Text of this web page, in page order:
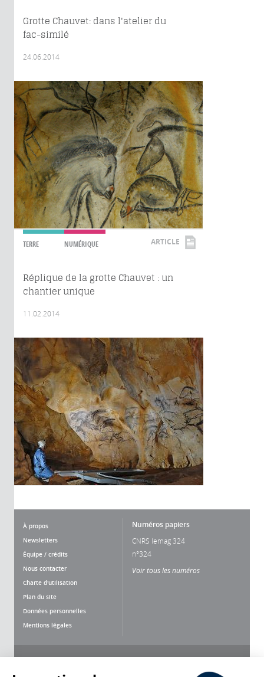
Grotte Chauvet: dans l'atelier du
fac-similé
24.06.2014
TERRE NUMÉRIQUE ARTICLE
Réplique de la grotte Chauvet : un
chantier unique
11.02.2014
À propos
Newsletters
Équipe / crédits
Nous contacter
Charte d'utilisation
Plan du site
Données personnelles
Mentions légales
Numéros papiers
CNRS lemag 324
n°324
Voir tous les numéros